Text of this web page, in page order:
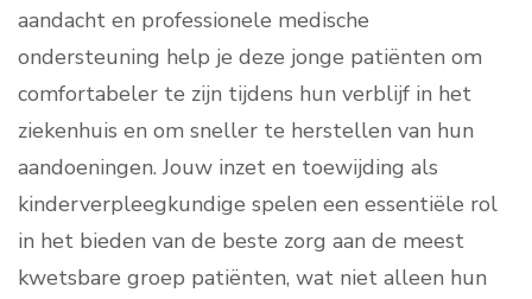
aandacht en professionele medische
ondersteuning help je deze jonge patiënten om
comfortabeler te zijn tijdens hun verblijf in het
ziekenhuis en om sneller te herstellen van hun
aandoeningen. Jouw inzet en toewijding als
kinderverpleegkundige spelen een essentiële rol
in het bieden van de beste zorg aan de meest
kwetsbare groep patiënten, wat niet alleen hun